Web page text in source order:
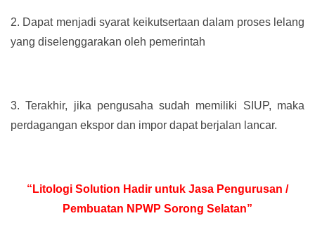
2. Dapat menjadi syarat keikutsertaan dalam proses lelang
yang diselenggarakan oleh pemerintah
3. Terakhir, jika pengusaha sudah memiliki SIUP, maka
perdagangan ekspor dan impor dapat berjalan lancar.
“Litologi Solution Hadir untuk Jasa Pengurusan /
Pembuatan NPWP Sorong Selatan”